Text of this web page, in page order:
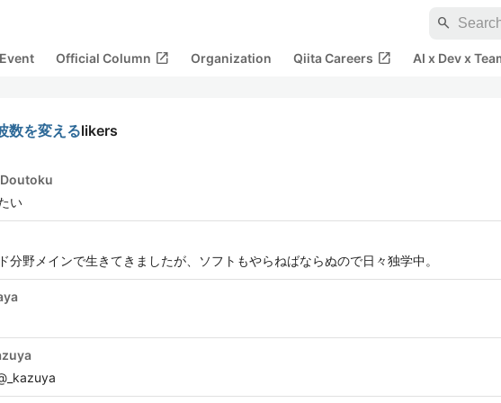
search
Official Column open_in_new Organization Qiita Careers open_in_new AI x Dev x
数を変えるlikers
い
分野メインで生きてきましたが、ソフトもやらねばならぬので日々独学中。